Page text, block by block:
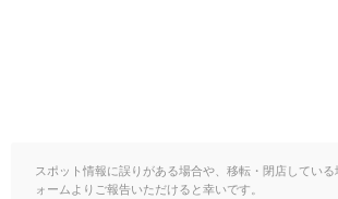
スポット情報に誤りがある場合や、移転・閉店してい
ォームよりご報告いただけると幸いです。